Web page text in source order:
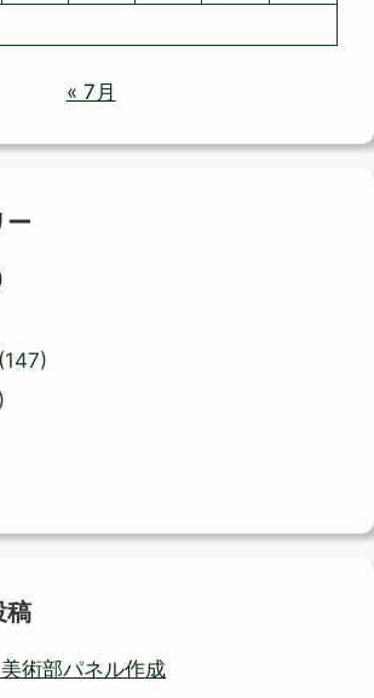
« 7月
ー
(147)
稿
術部パネル作成